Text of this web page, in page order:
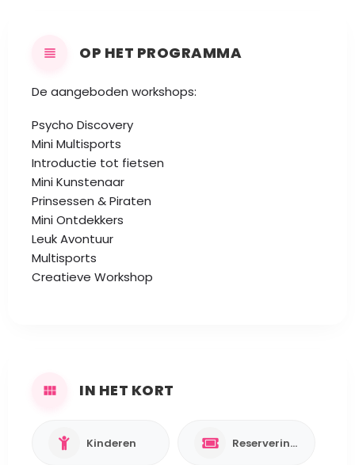
OP HET PROGRAMMA
De aangeboden workshops:
Psycho Discovery
Mini Multisports
Introductie tot fietsen
Mini Kunstenaar
Prinsessen & Piraten
Mini Ontdekkers
Leuk Avontuur
Multisports
Creatieve Workshop
IN HET KORT
Kinderen Reservering verplicht